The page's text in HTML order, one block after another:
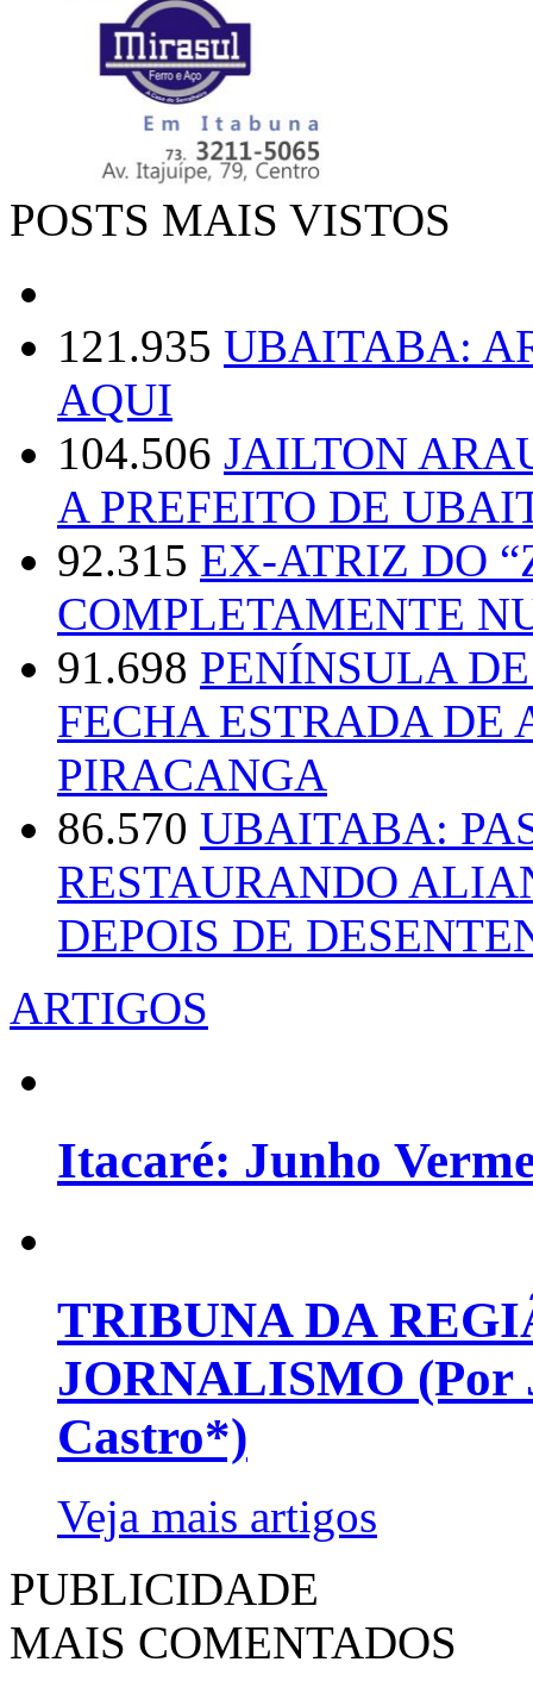
POSTS MAIS VISTOS
121.935 UBAITABA:
AQUI
104.506 JAILTON
A PREFEITO DE
92.315 EX-ATRIZ DO
COMPLETAMENTE
91.698 PENÍNSULA
FECHA ESTRADA DE
PIRACANGA
86.570 UBAITABA:
RESTAURANDO
DEPOIS DE
ARTIGOS
Itacaré: Junho
TRIBUNA DA
JORNALISMO (Por
Castro*)
Veja mais artigos
PUBLICIDADE
MAIS COMENTADOS